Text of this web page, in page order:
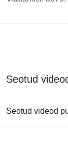
Seotud
Seotud videod